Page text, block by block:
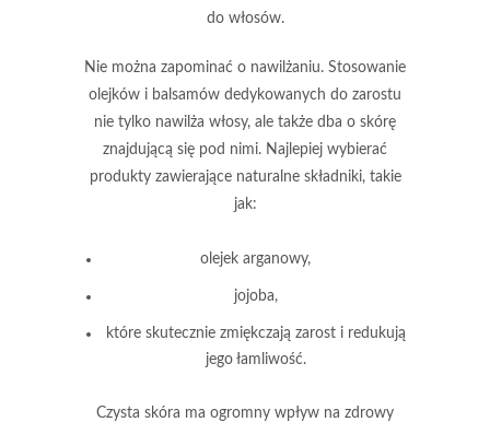
do włosów.
Nie można zapominać o nawilżaniu. Stosowanie
olejków i balsamów dedykowanych do zarostu
nie tylko nawilża włosy, ale także dba o skórę
znajdującą się pod nimi. Najlepiej wybierać
produkty zawierające naturalne składniki, takie
jak:
olejek arganowy,
jojoba,
które skutecznie zmiękczają zarost i redukują
jego łamliwość.
Czysta skóra ma ogromny wpływ na zdrowy